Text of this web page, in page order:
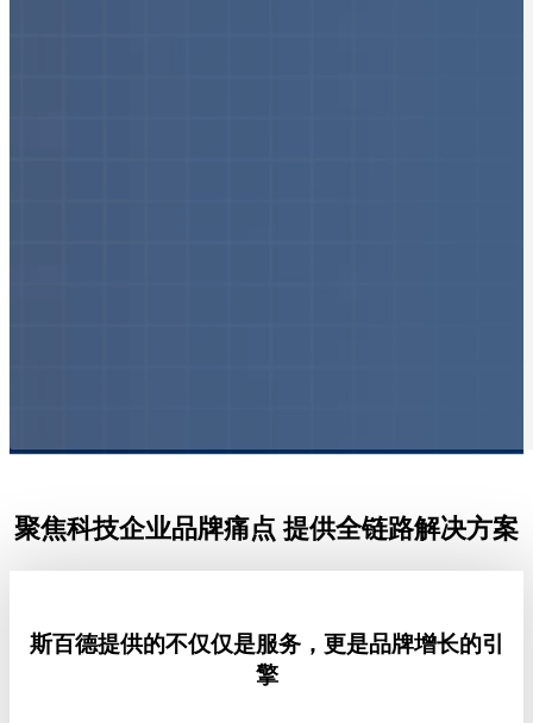
聚焦科技企业品牌痛点 提供全链路解决方案
斯百德提供的不仅仅是服务，更是品牌增长的引
擎